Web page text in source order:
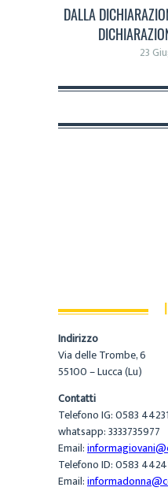
DALLA
23
Indirizzo
Via delle Trombe, 6
55100 – Lucca (Lu)
Contatti
Telefono IG: 0583
whatsapp: 3333735977
Email:
Telefono ID: 0583
Email: